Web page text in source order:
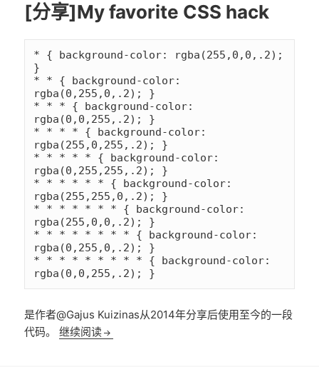
[分享]My favorite CSS hack
* { background-color: rgba(255,0,0,.2);
}
* * { background-color:
rgba(0,255,0,.2); }
* * * { background-color:
rgba(0,0,255,.2); }
* * * * { background-color:
rgba(255,0,255,.2); }
* * * * * { background-color:
rgba(0,255,255,.2); }
* * * * * * { background-color:
rgba(255,255,0,.2); }
* * * * * * * { background-color:
rgba(255,0,0,.2); }
* * * * * * * * { background-color:
rgba(0,255,0,.2); }
* * * * * * * * * { background-color:
是作者@Gajus Kuizinas从2014年分享后使用至今的一段
代码。继续阅读[分享]My favorite CSS hack